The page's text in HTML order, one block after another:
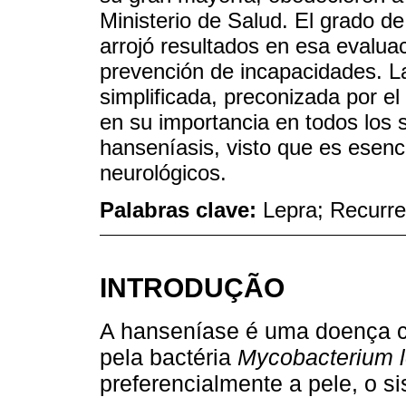
Ministerio de Salud. El grado
arrojó resultados en esa
prevención de incapacidades.
simplificada, preconizada por
en su importancia en todos los
hanseníasis, visto que es
neurológicos.
Palabras clave: Lepra;
INTRODUÇÃO
A hanseníase é uma doença
pela bactéria Mycobacterium
preferencialmente a pele, o